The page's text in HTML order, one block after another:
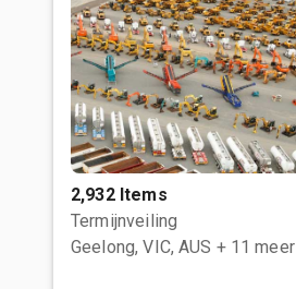
2,932 Items
Termijnveiling
Geelong, VIC, AUS + 11 meer